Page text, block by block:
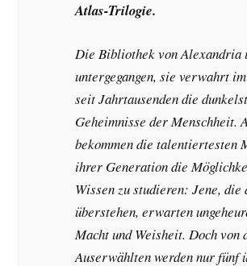
Atlas-Trilogie.
Die Bibliothek von Alexandria
untergegangen, sie verwahrt
seit Jahrtausenden die
Geheimnisse der Menschheit.
bekommen die talentiertesten
ihrer Generation die
Wissen zu studieren: Jene,
überstehen, erwarten
Macht und Weisheit. Doch von
Auserwählten werden nur fünf